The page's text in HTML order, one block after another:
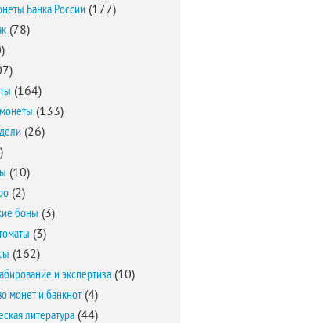
Банка России (177)
(78)
(164)
(133)
(26)
(10)
(2)
боны (3)
(3)
(162)
и экспертиза (10)
монет и банкнот(4)
литература (44)